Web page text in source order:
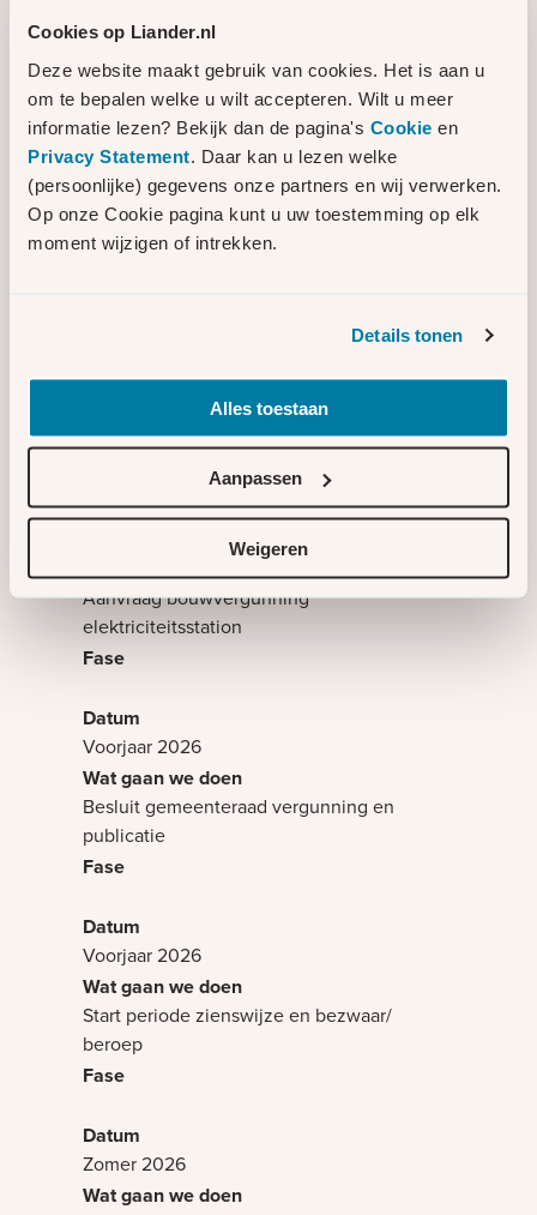
Cookies op Liander.nl
Deze website maakt gebruik van cookies. Het is aan u
om te bepalen welke u wilt accepteren. Wilt u meer
informatie lezen? Bekijk dan de pagina's Cookie en
Privacy Statement . Daar kan u lezen welke
(persoonlijke) gegevens onze partners en wij verwerken.
Op onze Cookie pagina kunt u uw toestemming op elk
moment wijzigen of intrekken.
Details tonen
Alles toestaan
Aanpassen
Weigeren
aan. Als deze vergunning ter inzage ligt,
kunnen bewoners bij de gemeente
bezwaar maken tegen het verlenen van
de vergunning.
Planning bouw
elektriciteitsstation
Inloopmoment toelichting definitief ontwerp
Vergunningsprocedure
Aanvraag bouwvergunning
elektriciteitsstation
Voorjaar 2026
Besluit gemeenteraad vergunning en
publicatie
Voorjaar 2026
Start periode zienswijze en bezwaar/
beroep
Zomer 2026